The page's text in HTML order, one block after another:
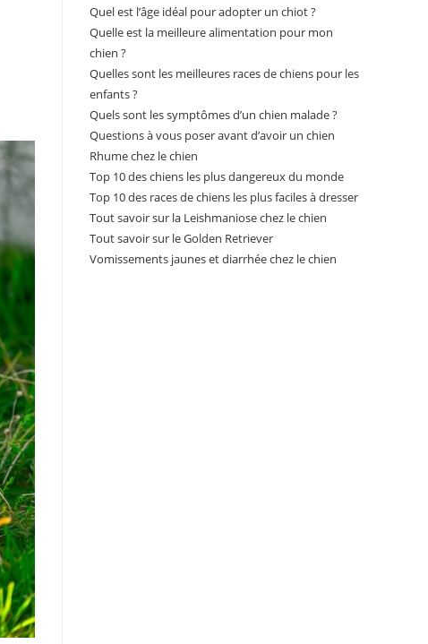
Quel est l’âge idéal pour adopter un chiot ?
Quelle est la meilleure alimentation pour mon
chien ?
Quelles sont les meilleures races de chiens pour les
enfants ?
Quels sont les symptômes d’un chien malade ?
Questions à vous poser avant d’avoir un chien
Rhume chez le chien
Top 10 des chiens les plus dangereux du monde
Top 10 des races de chiens les plus faciles à dresser
Tout savoir sur la Leishmaniose chez le chien
Tout savoir sur le Golden Retriever
Vomissements jaunes et diarrhée chez le chien